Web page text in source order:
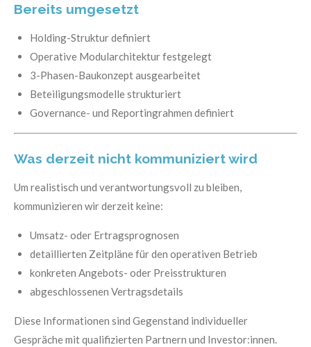
Bereits umgesetzt
Holding-Struktur definiert
Operative Modularchitektur festgelegt
3-Phasen-Baukonzept ausgearbeitet
Beteiligungsmodelle strukturiert
Governance- und Reportingrahmen definiert
Was derzeit nicht kommuniziert wird
Um realistisch und verantwortungsvoll zu bleiben,
kommunizieren wir derzeit keine:
Umsatz- oder Ertragsprognosen
detaillierten Zeitpläne für den operativen Betrieb
konkreten Angebots- oder Preisstrukturen
abgeschlossenen Vertragsdetails
Diese Informationen sind Gegenstand individueller
Gespräche mit qualifizierten Partnern und Investor:innen.